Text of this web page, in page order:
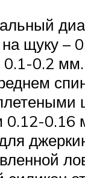
щуку –
0.1-0.2
0.12-0.16